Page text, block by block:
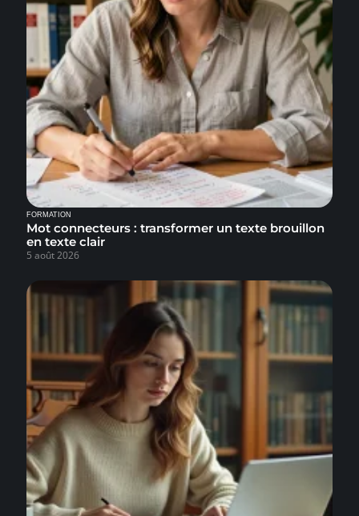
FORMATION
Mot connecteurs : transformer un texte brouillon
en texte clair
5 août 2026